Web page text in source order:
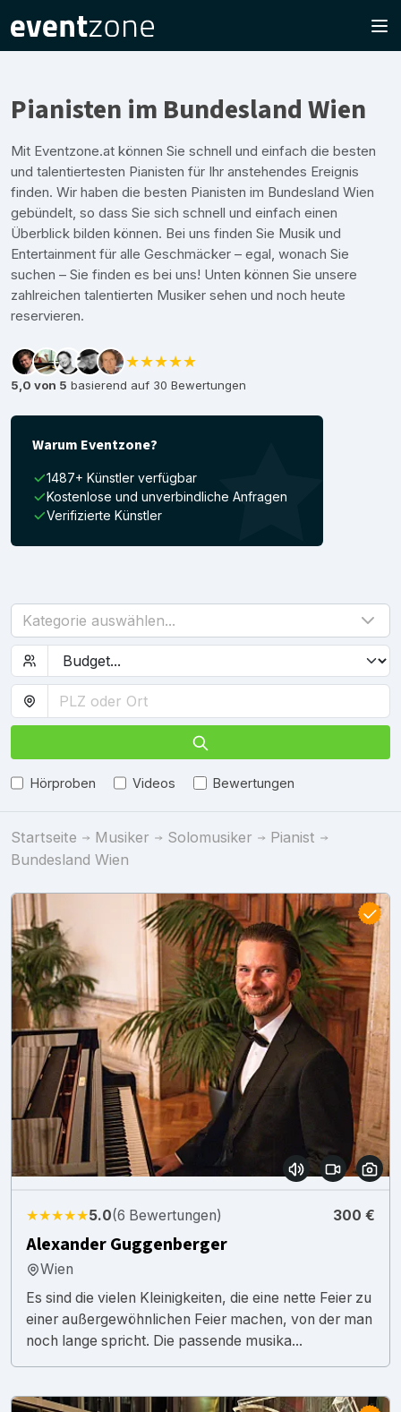
Pianisten im Bundesland Wien
Mit Eventzone.at können Sie schnell und einfach die besten
und talentiertesten Pianisten für Ihr anstehendes Ereignis
finden. Wir haben die besten Pianisten im Bundesland Wien
gebündelt, so dass Sie sich schnell und einfach einen
Überblick bilden können. Bei uns finden Sie Musik und
Entertainment für alle Geschmäcker – egal, wonach Sie
suchen – Sie finden es bei uns! Unten können Sie unsere
zahlreichen talentierten Musiker sehen und noch heute
reservieren.
★★★★★
5,0 von 5 basierend auf 30 Bewertungen
Warum Eventzone?
1487+ Künstler verfügbar
Kostenlose und unverbindliche Anfragen
Verifizierte Künstler
Kategorie auswählen...
Hörproben Videos Bewertungen
Startseite Musiker Solomusiker
Pianist
Bundesland Wien
★★★★★5.0(6 Bewertungen) 300 €
Alexander Guggenberger
Wien
Es sind die vielen Kleinigkeiten, die eine nette Feier zu
einer außergewöhnlichen Feier machen, von der man
noch lange spricht. Die passende musika...